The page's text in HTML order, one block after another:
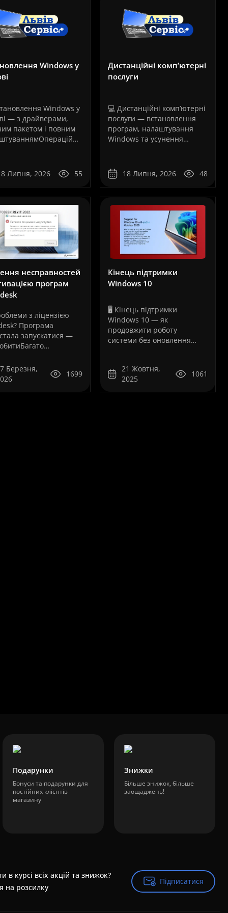
В наявності
💻🔧
Windows у
Windows у
— з драйверами,
пакетом і повним
ноутбука,
або робочої
Навіть потужне
стабільно,
Липня, 2026 55
Дистанційні комп’ютерні
послуги
💻 Дистанційні комп’ютерні
послуги — встановлення
програм, налаштування
Windows та усунення
програмних проблем із
комп’ютером сьогодні
можна вирішити
дистанційно, без
перевезення техніки до
сервісного центру та без
18 Липня, 2026 48
несправностей
програм
з ліцензією
Програма
запускатися —
рано чи пізно
з ситуацією,
Березня,
1699
Кінець підтримки
Windows 10
🖥️ Кінець підтримки
Windows 10 — як
продовжити роботу
системи без оновлення
підтримку Windows 1014
жовтня 2025 року компанія
Microsoft припиняє
21 Жовтня,
2025
1061
Подарунки
Бонуси та подарунки для
постійних клієнтів
магазину
Знижки
Більше знижок, більше
заощаджень!
в курсі всіх акцій та знижок?
на розсилку
Підписатися
Підписатися